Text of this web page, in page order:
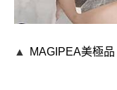
▲ MAGIPEA美極品